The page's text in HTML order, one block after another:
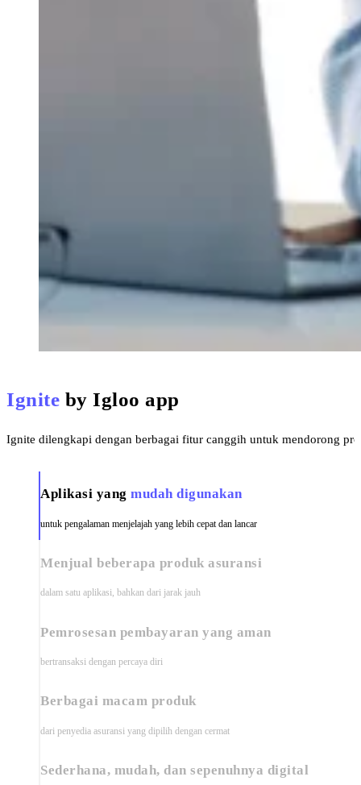
Ignite by Igloo app
Ignite dilengkapi dengan berbagai fitur canggih untuk mendorong
Aplikasi yang mudah digunakan
untuk pengalaman menjelajah yang lebih cepat dan lancar
Menjual beberapa produk asuransi
dalam satu aplikasi, bahkan dari jarak jauh
Pemrosesan pembayaran yang aman
bertransaksi dengan percaya diri
Berbagai macam produk
dari penyedia asuransi yang dipilih dengan cermat
Sederhana, mudah, dan sepenuhnya digital